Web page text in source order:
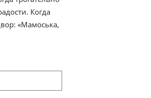
Когда
«Мамоська,